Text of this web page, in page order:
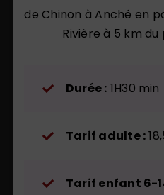
de Chinon à Anché en
Rivière à 5 km
Durée : 1H30 min
Tarif adulte :
Tarif enfant 6-